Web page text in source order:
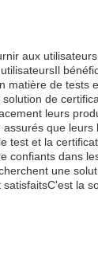
aux
matière de tests
de
leurs
que
test et la
dans
une
la